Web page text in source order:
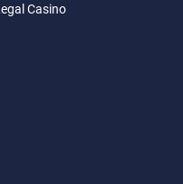
Casino